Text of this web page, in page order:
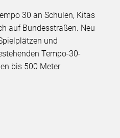
30 an Schulen, Kitas
auf Bundesstraßen. Neu
und
Tempo-30-
bis 500 Meter